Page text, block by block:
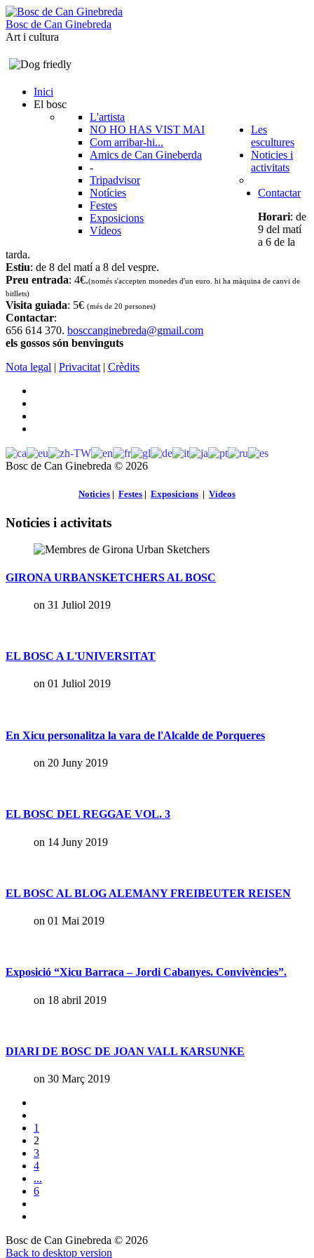
Bosc de Can Ginebreda
Art i cultura
Inici
El bosc
L'artista
NO HO HAS VIST MAI
Com arribar-hi...
Amics de Can Gineberda
-
Tripadvisor
Les
escultures
Noticies i
activitats
Notícies
Festes
Exposicions
Vídeos
Contactar
Horari: de
9 del matí
a 6 de la
tarda.
Estiu: de 8 del matí a 8 del vespre.
Preu entrada: 4€.(només s'accepten monedes d'un euro. hi ha màquina de canvi de
bitllets)
Visita guiada: 5€ (més de 20 persones)
Contactar:
656 614 370. bosccanginebreda@gmail.com
els gossos són benvinguts
Nota legal | Privacitat | Crèdits
Bosc de Can Ginebreda © 2026
Noticies | Festes | Exposicions | Vídeos
Noticies i activitats
GIRONA URBANSKETCHERS AL BOSC
on 31 Juliol 2019
EL BOSC A L'UNIVERSITAT
on 01 Juliol 2019
En Xicu personalitza la vara de l'Alcalde de Porqueres
on 20 Juny 2019
EL BOSC DEL REGGAE VOL. 3
on 14 Juny 2019
EL BOSC AL BLOG ALEMANY FREIBEUTER REISEN
on 01 Mai 2019
Exposició “Xicu Barraca – Jordi Cabanyes. Convivències”.
on 18 abril 2019
DIARI DE BOSC DE JOAN VALL KARSUNKE
on 30 Març 2019
1
2
3
4
...
6
Bosc de Can Ginebreda © 2026
Back to desktop version